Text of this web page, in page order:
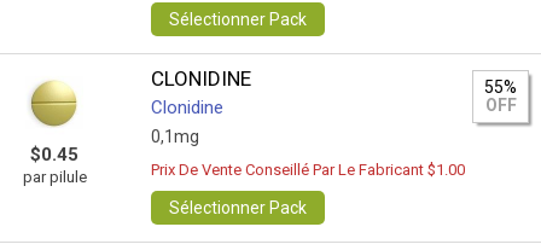
Sélectionner Pack
$0.45
par pilule
CLONIDINE
Clonidine
0,1mg
55%
OFF
Prix De Vente Conseillé Par Le Fabricant $1.00
Sélectionner Pack